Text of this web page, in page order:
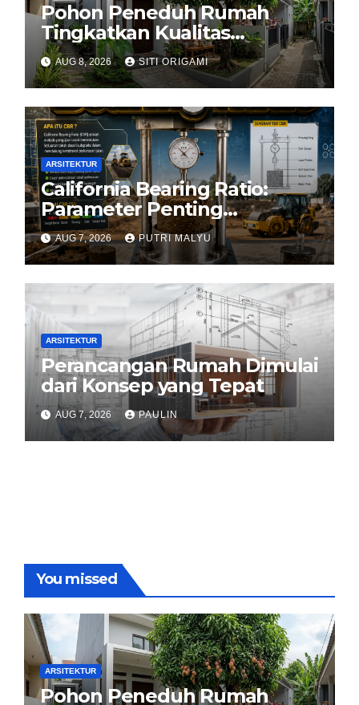
Pohon Peneduh Rumah
Tingkatkan Kualitas
Arsitektur Hunian
AUG 8, 2026 SITI ORIGAMI
ARSITEKTUR
California Bearing Ratio:
Parameter Penting
Kekuatan Tanah Konstruksi
AUG 7, 2026 PUTRI MALYU
ARSITEKTUR
Perancangan Rumah Dimulai
dari Konsep yang Tepat
AUG 7, 2026 PAULIN
You missed
ARSITEKTUR
Pohon Peneduh Rumah